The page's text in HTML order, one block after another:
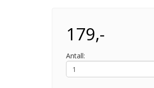
179,-
Antall: